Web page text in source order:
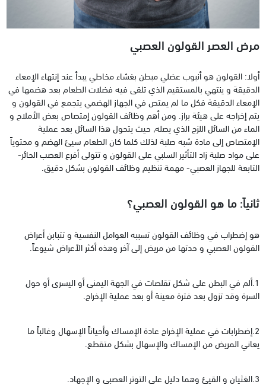
مرض العصر القولون العصبي
أولا: القولون هو أنبوب عضلي مبطن بغشاء مخاطي يبدأ عند إنتهاء الإمعاء
الدقيقة و ينتهي بالمستقيم الذي تلقى فيه فضلات الطعام بعد هضمها في
الإمعاء الدقيقة فكل ما لم يمتص في الجهاز الهضمي يتجمع في القولون و
يتم إخراجه على هيئة براز. ومن أهم وظائف القولون إمتصاص بعض الأملاح و
الماء من السائل اللزج الذي يصله, حيث يتحول هذا السائل بعد عملية
الإمتصاص إلى مادة شبه صلبة لذلك كلما كان الطعام سيئ الهضم و محتوياً
على مواد صلبة زاد التأثير السلبي على القولون و تتولى أفرع العصب الحائر-
التابعة للجهاز العصبي- مهمة تنظيم وظائف القولون بشكل دقيق.
ثانياً: ما هو القولون العصبي؟
هو إضطراب في وظائف القولون تسببه العوامل النفسية و تتبابن أعراض
القولون العصبي و حدتها من مريض إلى آخر وهذه أكثر الأعراض شيوعاً.
1.ألم في البطن على شكل تقلصات في الجهة اليمنى أو اليسرى أو حول
السرة وقد تزول بعد فترة معينة أو بعد عملية الإخراج.
2.إضطرابات في عملية الإخراج عادة الإمساك وأحياناً الإسهال وغالباً ما
يعاني المريض من الإمساك والإسهال بشكل متقطع.
3.الغثيان و القيئ وهما دليل على التوتر العصبي و الإجهاد.